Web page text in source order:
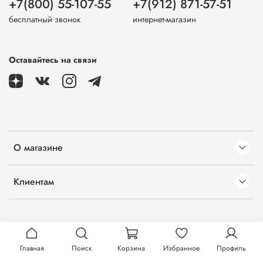
О магазине
Клиентам
+7(800) 55-107-55
бесплатный звонок
+7(912) 871-57-51
интернет-магазин
Оставайтесь на связи
Главная Поиск Корзина Избранное Профиль